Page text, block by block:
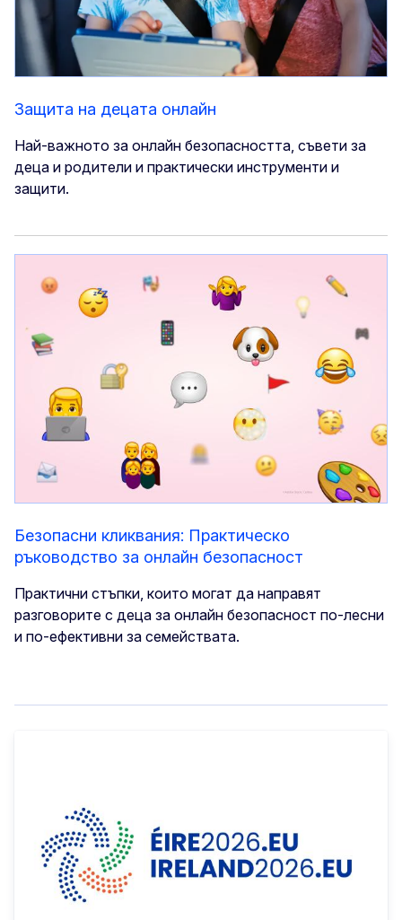
Защита на децата онлайн
Най-важното за онлайн безопасността, съвети за
деца и родители и практически инструменти и
защити.
Безопасни кликвания: Практическо
ръководство за онлайн безопасност
Практични стъпки, които могат да направят
разговорите с деца за онлайн безопасност по-лесни
и по-ефективни за семействата.